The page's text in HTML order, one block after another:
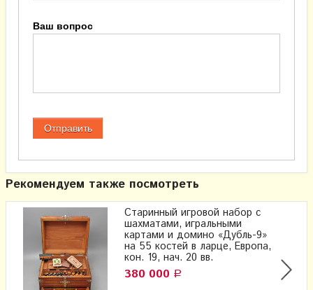
Ваш вопрос
Рекомендуем также посмотреть
Старинный игровой набор с
шахматами, игральными
картами и домино «Дубль-9»
на 55 костей​ в ларце, Европа,
кон. 19, нач. 20 вв.
380 000 Р